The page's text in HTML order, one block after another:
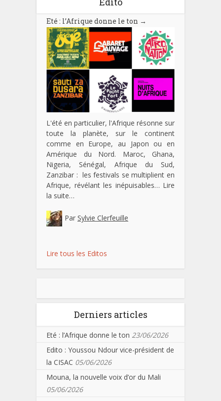
Eté : l’Afrique donne le ton →
L'été en particulier, l'Afrique résonne sur
toute la planète, sur le continent
comme en Europe, au Japon ou en
Amérique du Nord. Maroc, Ghana,
Nigeria, Sénégal, Afrique du Sud,
Zanzibar : les festivals se multiplient en
Afrique, révélant les inépuisables… Lire
la suite…
Par Sylvie Clerfeuille
Lire tous les Editos
Derniers articles
Eté : l’Afrique donne le ton 23/06/2026
Edito : Youssou Ndour vice-président de
la CISAC 05/06/2026
Mouna, la nouvelle voix d’or du Mali
05/06/2026